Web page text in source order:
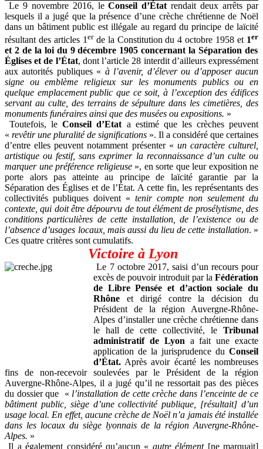
Le 9 novembre 2016, leConseil d’État rendait deux arrêts par
lesquels il a jugé que la présence d’une crèche chrétienne de Noël
dans un bâtiment public est illégale au regard du principe de laïcité
résultant des articles 1erde la Constitution du 4 octobre 1958 et 1er
et 2 de la loi du 9 décembre 1905 concernant la Séparation des
Églises et de l’État, dont l’article 28 interdit d’ailleurs expressément
aux autorités publiques « à l’avenir, d’élever ou d’apposer aucun
signe ou emblème religieux sur les monuments publics ou en
quelque emplacement public que ce soit, à l’exception des édifices
servant au culte, des terrains de sépulture dans les cimetières, des
monuments funéraires ainsi que des musées ou expositions. »
Toutefois, leConseil d’Etata estimé que les crèches peuvent
« revêtir une pluralité de significations ». Il a considéré que certaines
d’entre elles peuvent notamment présenter « un caractère culturel,
artistique ou festif, sans exprimer la reconnaissance d’un culte ou
marquer une préférence religieuse», en sorte que leur exposition ne
porte alors pas atteinte au principe de laïcité garantie par la
Séparation des Églises et de l’État. A cette fin, les représentants des
collectivités publiques doivent « tenir compte non seulement du
contexte, qui doit être dépourvu de tout élément de prosélytisme, des
conditions particulières de cette installation, de l’existence ou de
l’absence d’usages locaux, mais aussi du lieu de cette installation. »
Ces quatre critères sont cumulatifs.
Victoire à Lyon
Le 7 octobre 2017, saisi d’un recours pour
excès de pouvoir introduit par la Fédération
de Libre Pensée et d’action sociale du
Rhône et dirigé contre la décision du
Président de la région Auvergne-Rhône-
Alpes d’installer une crèche chrétienne dans
le hall de cette collectivité, le Tribunal
administratif de Lyona fait une exacte
application de la jurisprudence du Conseil
d’État. Après avoir écarté les nombreuses
fins de non-recevoir soulevées par le Président de la région
Auvergne-Rhône-Alpes, il a jugé qu’il ne ressortait pas des pièces
du dossier que « l’installation de cette crèche dans l’enceinte de ce
bâtiment public, siège d’une collectivité publique, [résultait] d’un
usage local. En effet, aucune crèche de Noël n’a jamais été installée
dans les locaux du siège lyonnais de la région Auvergne-Rhône-
Alpes. »
Il a également considéré qu’aucun « autre élément [ne marquait]